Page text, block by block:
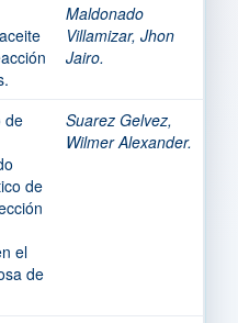
Maldonado
Villamizar, Jhon
Jairo.
de
de
el
de
Suarez Gelvez,
Wilmer Alexander.